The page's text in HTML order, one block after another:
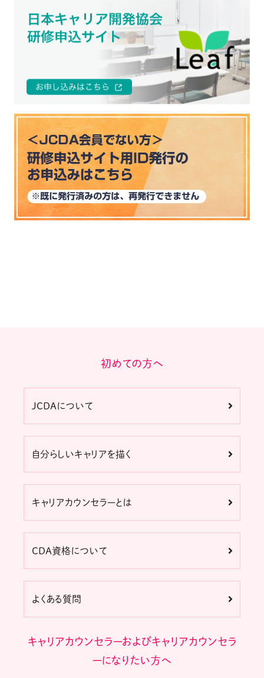
初めての方へ
JCDAについて
自分らしいキャリアを描く
キャリアカウンセラーとは
CDA資格について
よくある質問
キャリアカウンセラーおよびキャリアカウンセラ
ーになりたい方へ